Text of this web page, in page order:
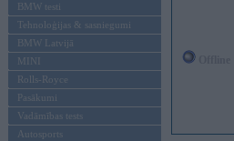
BMW testi
Tehnoloģijas & sasniegumi
BMW Latvijā
MINI
Rolls-Royce
Pasākumi
Vadāmības tests
Autosports